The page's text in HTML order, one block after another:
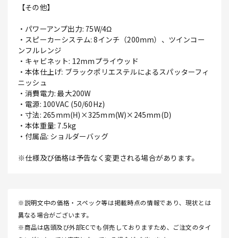
【その他】
・パワーアンプ出力: 75W/4Ω
・スピーカーシステム: 8インチ（200mm）、ツインコー
ンフルレンジ
・キャビネット: 12mmプライウッド
・本体仕上げ: ブラックポリエステルによるスパッターフィ
ニッシュ
・消費電力: 最大200W
・電源: 100VAC (50/60Hz)
・寸法: 265mm(H)×325mm(W)×245mm(D)
・本体重量: 7.5kg
・付属品: ショルダーバッグ
※仕様及び価格は予告なく変更される場合があります。
※説明文中の価格・スペック等は掲載時点の情報であり、現状とは
異なる場合がございます。
※商品は店頭及び外部ECでも併売しておりますため、ご注文のタイ